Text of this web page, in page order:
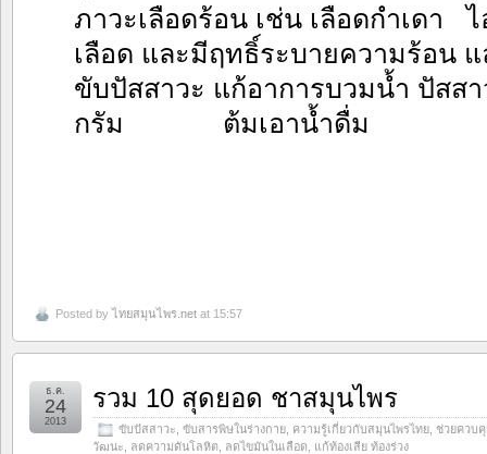
ภาวะเลือดร้อน เช่น เลือดกำเดา
เลือด และมีฤทธิ์ระบายความร้อน
ขับปัสสาวะ แก้อาการบวมน้ำ ปัสส
กรัม ต้มเอาน้ำดื่ม
Posted byไทยสมุนไพร.net at 15:57
รวม 10 สุดยอด ชาสมุนไพร
ขับปัสสาวะ ขับสารพิษในร่างกาย ความรู้เกี่ยวกับสมุนไพรไทย ช่วยควบ
วัฒนะ
ลดความดันโลหิต ลดไขมันในเลือด แก้ท้องเสีย ท้องร่วง
ธ.ค.
24
2013